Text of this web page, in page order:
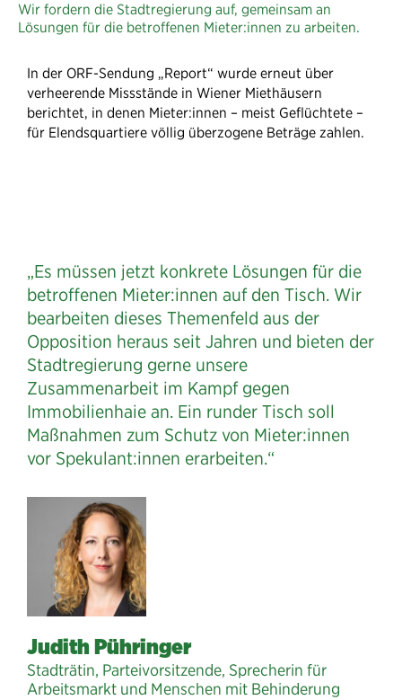
Wir fordern die Stadtregierung auf, gemeinsam an
Lösungen für die betroffenen Mieter:innen zu arbeiten.
In der ORF-Sendung „Report“ wurde erneut über
verheerende Missstände in Wiener Miethäusern
berichtet, in denen Mieter:innen – meist Geflüchtete –
für Elendsquartiere völlig überzogene Beträge zahlen.
„Es müssen jetzt konkrete Lösungen für die
betroffenen Mieter:innen auf den Tisch. Wir
bearbeiten dieses Themenfeld aus der
Opposition heraus seit Jahren und bieten der
Stadtregierung gerne unsere
Zusammenarbeit im Kampf gegen
Immobilienhaie an. Ein runder Tisch soll
Maßnahmen zum Schutz von Mieter:innen
vor Spekulant:innen erarbeiten.“
Judith Pühringer
Stadträtin, Parteivorsitzende, Sprecherin für
Arbeitsmarkt und Menschen mit Behinderung